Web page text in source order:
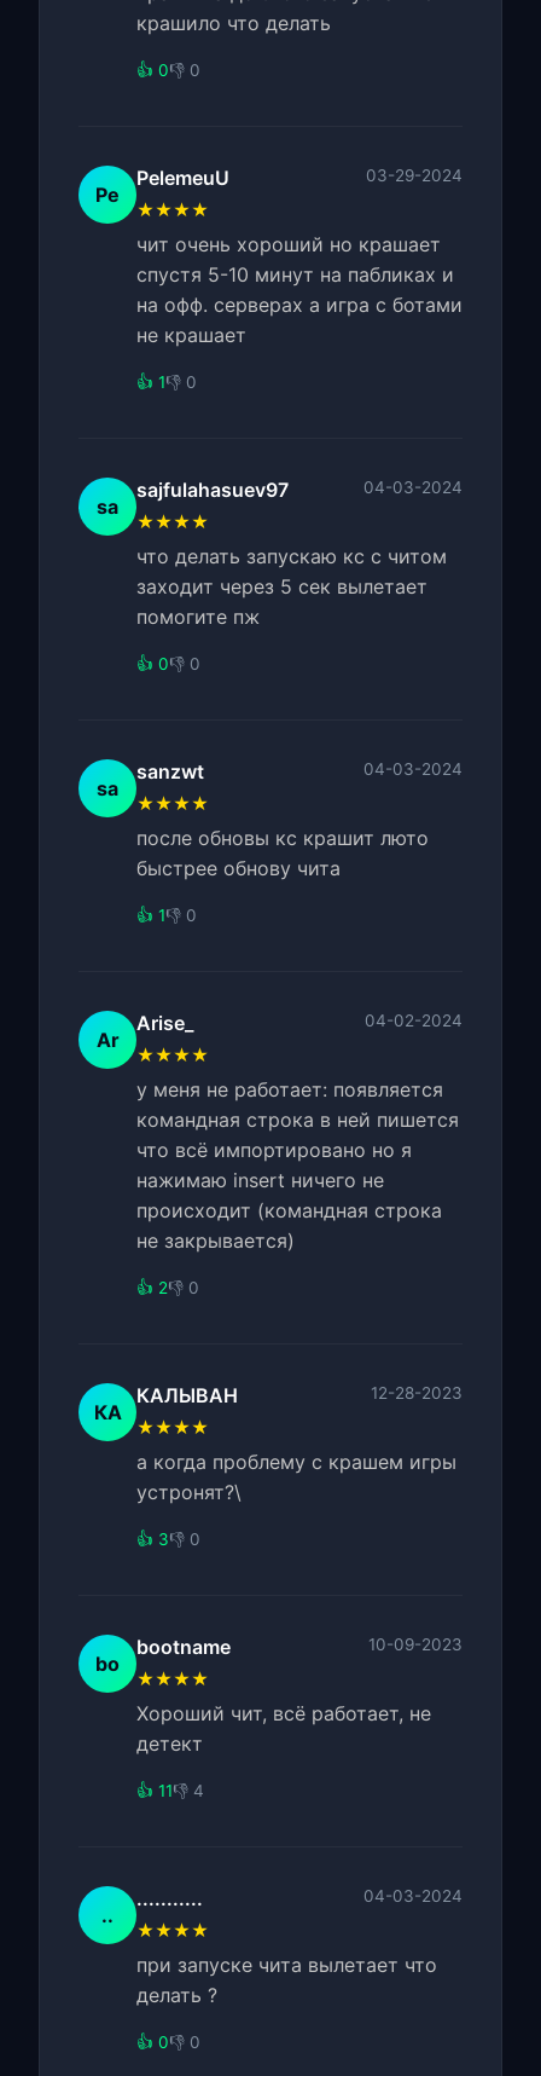
крашило что делать
👍 0👎 0
Pe
PelemeuU 03-29-2024
★★★★
чит очень хороший но крашает
спустя 5-10 минут на пабликах и
на офф. серверах а игра с ботами
не крашает
👍 1👎 0
sa
sajfulahasuev97 04-03-2024
★★★★
что делать запускаю кс с читом
заходит через 5 сек вылетает
помогите пж
👍 0👎 0
sa
sanzwt 04-03-2024
★★★★
после обновы кс крашит люто
быстрее обнову чита
👍 1👎 0
Ar
Arise_ 04-02-2024
★★★★
у меня не работает: появляется
командная строка в ней пишется
что всё импортировано но я
нажимаю insert ничего не
происходит (командная строка
не закрывается)
👍 2👎 0
КА
КАЛЫВАН 12-28-2023
★★★★
а когда проблему с крашем игры
устронят?\
👍 3👎 0
bo
bootname 10-09-2023
★★★★
Хороший чит, всё работает, не
детект
👍 11👎 4
..
........... 04-03-2024
★★★★
при запуске чита вылетает что
делать ?
👍 0👎 0